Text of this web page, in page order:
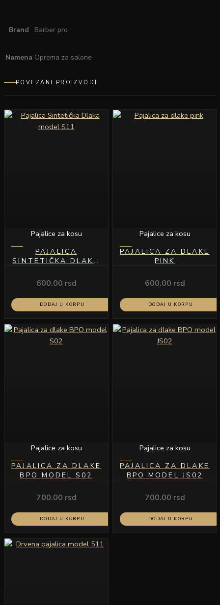
Brand Barber pro
Namena Oprema za salone
POVEZANI PROIZVODI
Pajalice za kosu
PAJALICA
SINTETIČKA DLAKA
600.00 rsd
DODAJ U KORPU
Pajalice za kosu
PAJALICA ZA DLAKE
PINK
600.00 rsd
DODAJ U KORPU
Pajalice za kosu
PAJALICA ZA DLAKE
BPO MODEL S02
700.00 rsd
DODAJ U KORPU
Pajalice za kosu
PAJALICA ZA DLAKE
BPO MODEL JS02
700.00 rsd
DODAJ U KORPU